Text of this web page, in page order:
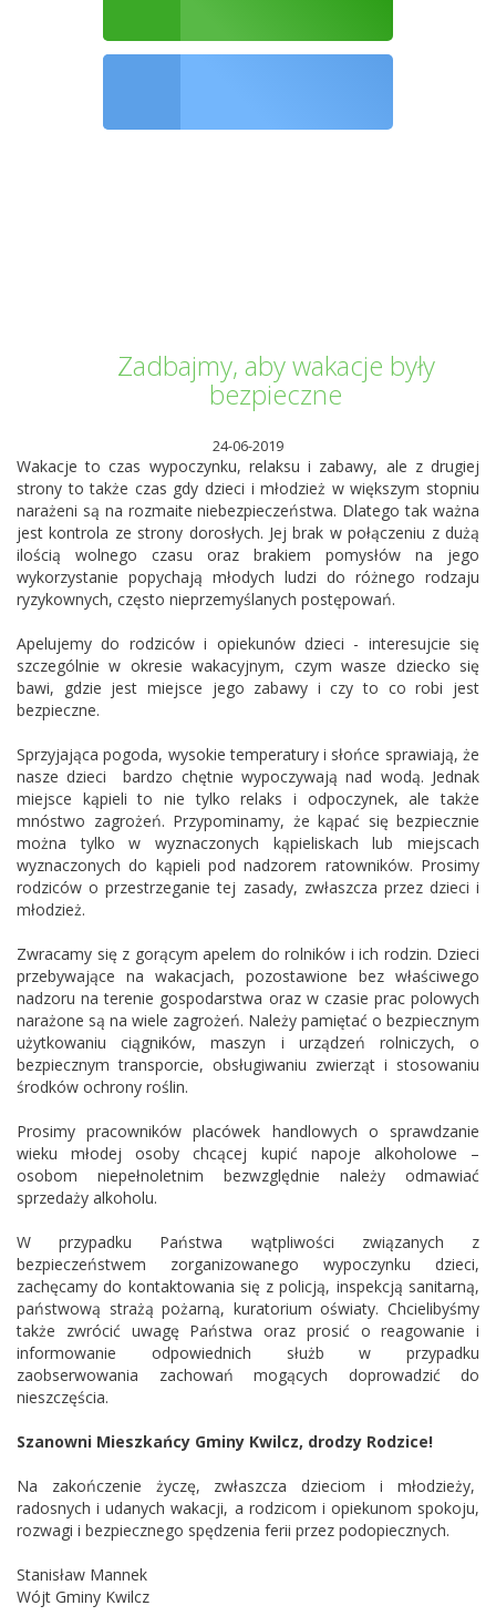
Zadbajmy, aby wakacje były
bezpieczne
24-06-2019
Wakacje to czas wypoczynku, relaksu i zabawy, ale z drugiej
strony to także czas gdy dzieci i młodzież w większym stopniu
narażeni są na rozmaite niebezpieczeństwa. Dlatego tak ważna
jest kontrola ze strony dorosłych. Jej brak w połączeniu z dużą
ilością wolnego czasu oraz brakiem pomysłów na jego
wykorzystanie popychają młodych ludzi do różnego rodzaju
ryzykownych, często nieprzemyślanych postępowań.
Apelujemy do rodziców i opiekunów dzieci - interesujcie się
szczególnie w okresie wakacyjnym, czym wasze dziecko się
bawi, gdzie jest miejsce jego zabawy i czy to co robi jest
bezpieczne.
Sprzyjająca pogoda, wysokie temperatury i słońce sprawiają, że
nasze dzieci bardzo chętnie wypoczywają nad wodą. Jednak
miejsce kąpieli to nie tylko relaks i odpoczynek, ale także
mnóstwo zagrożeń. Przypominamy, że kąpać się bezpiecznie
można tylko w wyznaczonych kąpieliskach lub miejscach
wyznaczonych do kąpieli pod nadzorem ratowników. Prosimy
rodziców o przestrzeganie tej zasady, zwłaszcza przez dzieci i
młodzież.
Zwracamy się z gorącym apelem do rolników i ich rodzin. Dzieci
przebywające na wakacjach, pozostawione bez właściwego
nadzoru na terenie gospodarstwa oraz w czasie prac polowych
narażone są na wiele zagrożeń. Należy pamiętać o bezpiecznym
użytkowaniu ciągników, maszyn i urządzeń rolniczych, o
bezpiecznym transporcie, obsługiwaniu zwierząt i stosowaniu
środków ochrony roślin.
Prosimy pracowników placówek handlowych o sprawdzanie
wieku młodej osoby chcącej kupić napoje alkoholowe –
osobom niepełnoletnim bezwzględnie należy odmawiać
sprzedaży alkoholu.
W przypadku Państwa wątpliwości związanych z
bezpieczeństwem zorganizowanego wypoczynku dzieci,
zachęcamy do kontaktowania się z policją, inspekcją sanitarną,
państwową strażą pożarną, kuratorium oświaty. Chcielibyśmy
także zwrócić uwagę Państwa oraz prosić o reagowanie i
informowanie odpowiednich służb w przypadku
zaobserwowania zachowań mogących doprowadzić do
nieszczęścia.
Szanowni Mieszkańcy Gminy Kwilcz, drodzy Rodzice!
Na zakończenie życzę, zwłaszcza dzieciom i młodzieży,
radosnych i udanych wakacji, a rodzicom i opiekunom spokoju,
rozwagi i bezpiecznego spędzenia ferii przez podopiecznych.
Stanisław Mannek
Wójt Gminy Kwilcz